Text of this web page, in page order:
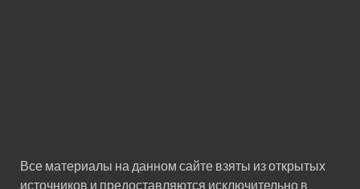
Все материалы на данном сайте взяты из открытых
источников и предоставляются исключительно в